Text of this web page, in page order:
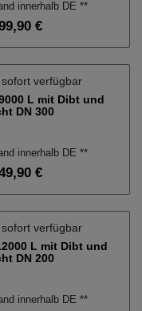
innerhalb DE **
€
verfügbar
L mit Dibt und
DN 300
innerhalb DE **
€
verfügbar
L mit Dibt und
DN 200
innerhalb DE **